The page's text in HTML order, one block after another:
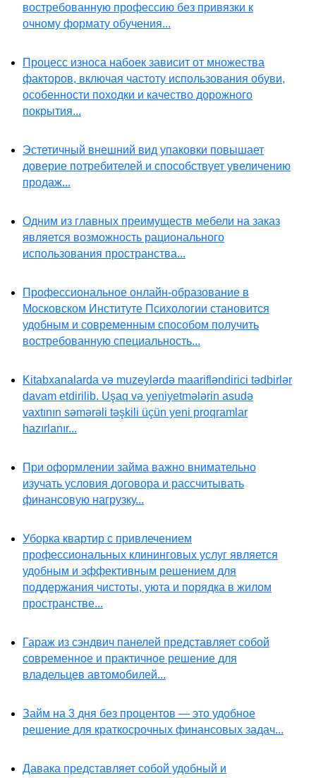
востребованную профессию без привязки к
очному формату обучения...
Процесс износа набоек зависит от множества
факторов, включая частоту использования обуви,
особенности походки и качество дорожного
покрытия...
Эстетичный внешний вид упаковки повышает
доверие потребителей и способствует увеличению
продаж...
Одним из главных преимуществ мебели на заказ
является возможность рационального
использования пространства...
Профессиональное онлайн-образование в
Московском Институте Психологии становится
удобным и современным способом получить
востребованную специальность...
Kitabxanalarda və muzeylərdə maarifləndirici tədbirlər
davam etdirilib. Uşaq və yeniyetmələrin asudə
vaxtının səmərəli təşkili üçün yeni proqramlar
hazırlanır...
При оформлении займа важно внимательно
изучать условия договора и рассчитывать
финансовую нагрузку...
Уборка квартир с привлечением
профессиональных клининговых услуг является
удобным и эффективным решением для
поддержания чистоты, уюта и порядка в жилом
пространстве...
Гараж из сэндвич панелей представляет собой
современное и практичное решение для
владельцев автомобилей...
Займ на 3 дня без процентов — это удобное
решение для краткосрочных финансовых задач...
Давака представляет собой удобный и